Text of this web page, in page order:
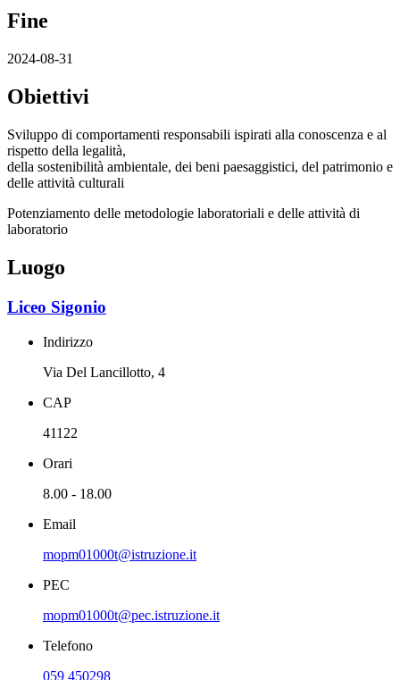
Fine
2024-08-31
Obiettivi
Sviluppo di comportamenti responsabili ispirati alla conoscenza e al
rispetto della legalità,
della sostenibilità ambientale, dei beni paesaggistici, del patrimonio e
delle attività culturali
Potenziamento delle metodologie laboratoriali e delle attività di
laboratorio
Luogo
Liceo Sigonio
Indirizzo
Via Del Lancillotto, 4
CAP
41122
Orari
8.00 - 18.00
Email
mopm01000t@istruzione.it
PEC
mopm01000t@pec.istruzione.it
Telefono
059 450298